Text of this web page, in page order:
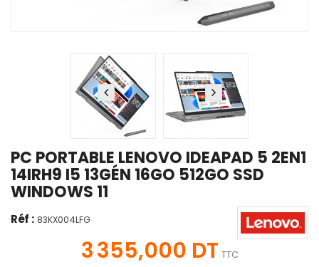
PC PORTABLE LENOVO IDEAPAD 5 2EN1
14IRH9 I5 13GÉN 16GO 512GO SSD
WINDOWS 11
Réf : 83KX004LFG
3 355,000 DT TTC